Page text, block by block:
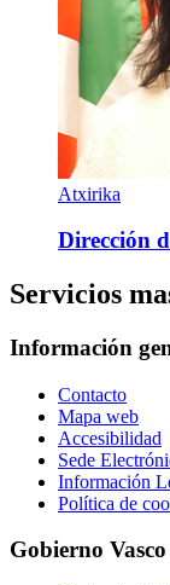
Atxirika
Dirección
Servicios
Información
Contacto
Mapa web
Accesibilidad
Sede
Información
Política de
Gobierno Vasco